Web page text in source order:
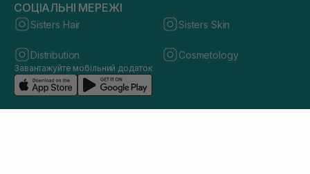
СОЦІАЛЬНІ МЕРЕЖІ
Sisters Hair Sisters Skin
Distribution Cosmetology
Завантажуйте мобільний додаток